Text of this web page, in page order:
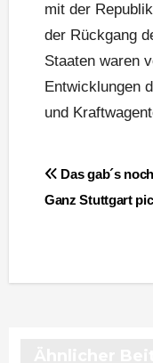
mit der
der Rückgang
Staaten waren
Entwicklungen
und
Das gab´s
Ganz Stuttgart